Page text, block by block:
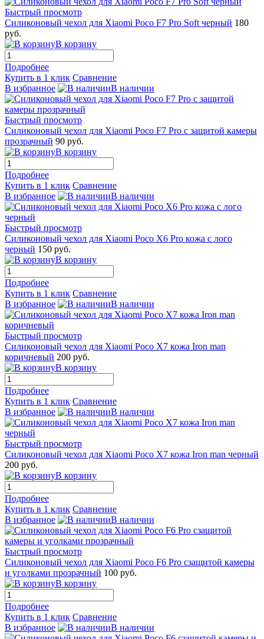
Быстрый просмотр
Силиконовый чехол для Xiaomi Poco F7 Pro Soft черный 180
руб.
В корзину
Подробнее
Купить в 1 клик Сравнение
В избранное
В наличии
Быстрый просмотр
Силиконовый чехол для Xiaomi Poco F7 Pro с защитой камеры
прозрачный 90 руб.
В корзину
Подробнее
Купить в 1 клик Сравнение
В избранное
В наличии
Быстрый просмотр
Силиконовый чехол для Xiaomi Poco X6 Pro кожа с лого
черный 150 руб.
В корзину
Подробнее
Купить в 1 клик Сравнение
В избранное
В наличии
Быстрый просмотр
Силиконовый чехол для Xiaomi Poco X7 кожа Iron man
коричневый 200 руб.
В корзину
Подробнее
Купить в 1 клик Сравнение
В избранное
В наличии
Быстрый просмотр
Силиконовый чехол для Xiaomi Poco X7 кожа Iron man черный
200 руб.
В корзину
Подробнее
Купить в 1 клик Сравнение
В избранное
В наличии
Быстрый просмотр
Силиконовый чехол для Xiaomi Poco F6 Pro сзащитой камеры
и уголками прозрачный 100 руб.
В корзину
Подробнее
Купить в 1 клик Сравнение
В избранное
В наличии